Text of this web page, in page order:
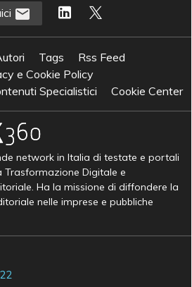
Tags
Rss Feed
e Cookie Policy
Specialistici
Cookie Center
network in Italia di testate e portali
Trasformazione Digitale e
Ha la missione di diffondere la
nelle imprese e pubbliche